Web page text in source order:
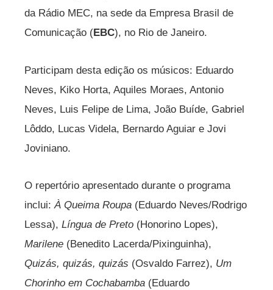
da Rádio MEC, na sede da Empresa Brasil de
Comunicação (EBC), no Rio de Janeiro.
Participam desta edição os músicos: Eduardo
Neves, Kiko Horta, Aquiles Moraes, Antonio
Neves, Luis Felipe de Lima, João Buíde, Gabriel
Lôddo, Lucas Videla, Bernardo Aguiar e Jovi
Joviniano.
O repertório apresentado durante o programa
inclui:À Queima Roupa (Eduardo Neves/Rodrigo
Lessa), Língua de Preto (Honorino Lopes),
Marilene (Benedito Lacerda/Pixinguinha),
Quizás, quizás, quizás (Osvaldo Farrez), Um
Chorinho em Cochabamba (Eduardo